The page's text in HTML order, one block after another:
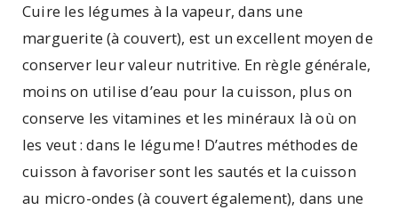
Cuire les légumes à la vapeur, dans une
marguerite (à couvert), est un excellent moyen de
conserver leur valeur nutritive. En règle générale,
moins on utilise d’eau pour la cuisson, plus on
conserve les vitamines et les minéraux là où on
les veut : dans le légume ! D’autres méthodes de
cuisson à favoriser sont les sautés et la cuisson
au micro-ondes (à couvert également), dans une